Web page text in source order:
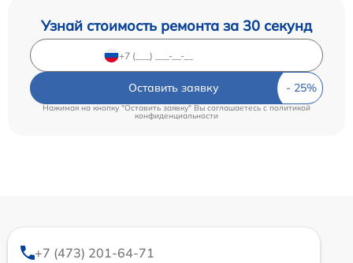
Узнай стоимость ремонта за 30 секунд
Оставить заявку
Нажимая на кнопку "Оставить заявку" Вы соглашаетесь cполитикой
конфиденциальности
+7 (473) 201-64-71